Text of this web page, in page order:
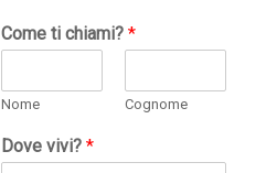
Come ti chiami?*
Nome Cognome
Dove vivi?*